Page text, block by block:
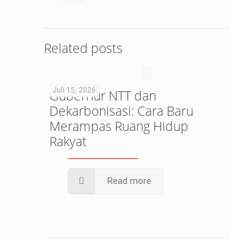
Related posts
Juli 15, 2026
Gubernur NTT dan
Dekarbonisasi: Cara Baru
Merampas Ruang Hidup
Rakyat
Read more